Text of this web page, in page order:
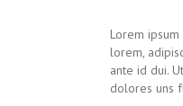
Lorem
lorem,
ante id dui.
dolores uns